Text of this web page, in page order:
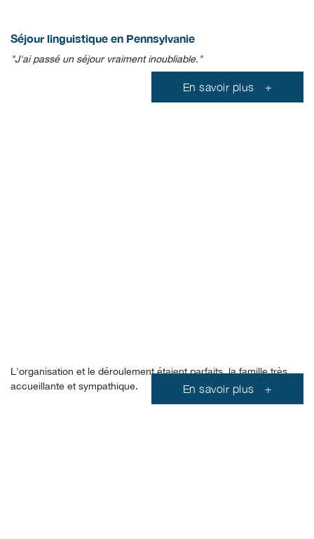
Séjour linguistique en Pennsylvanie
"J'ai passé un séjour vraiment inoubliable."
En savoir plus +
L'organisation et le déroulement étaient parfaits, la famille très
accueillante et sympathique.
En savoir plus +